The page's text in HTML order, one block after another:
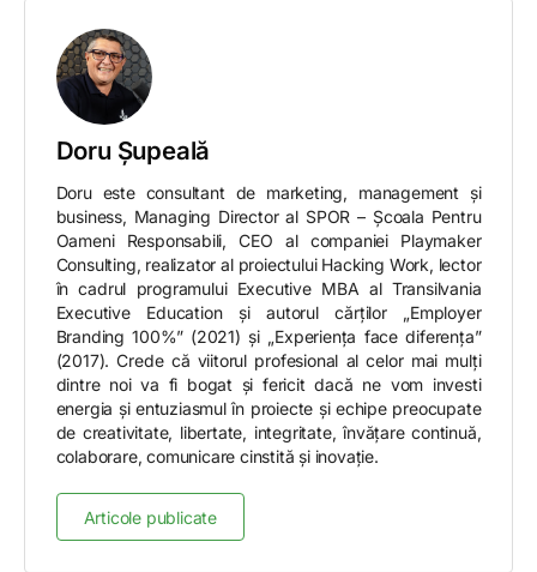
Doru Șupeală
Doru este consultant de marketing, management și
business, Managing Director al SPOR – Școala Pentru
Oameni Responsabili, CEO al companiei Playmaker
Consulting, realizator al proiectului Hacking Work, lector
în cadrul programului Executive MBA al Transilvania
Executive Education și autorul cărților „Employer
Branding 100%” (2021) și „Experiența face diferența”
(2017). Crede că viitorul profesional al celor mai mulți
dintre noi va fi bogat și fericit dacă ne vom investi
energia și entuziasmul în proiecte și echipe preocupate
de creativitate, libertate, integritate, învățare continuă,
colaborare, comunicare cinstită și inovație.
Articole publicate